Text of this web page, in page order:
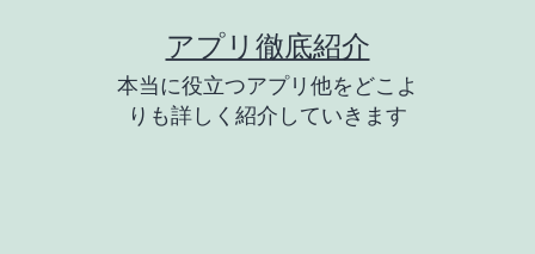
アプリ徹底紹介
本当に役立つアプリ他をどこよ
りも詳しく紹介していきます